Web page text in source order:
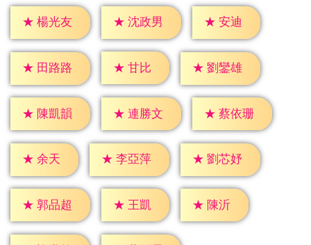
★ 楊光友 ★ 沈政男 ★ 安迪
★ 田路路 ★ 甘比 ★ 劉鑾雄
★ 陳凱韻 ★ 連勝文 ★ 蔡依珊
★ 余天 ★ 李亞萍 ★ 劉芯妤
★ 郭品超 ★ 王凱 ★ 陳沂